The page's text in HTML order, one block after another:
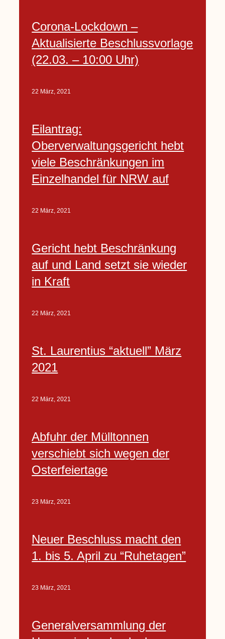
Corona-Lockdown –
Aktualisierte Beschlussvorlage
(22.03. – 10:00 Uhr)
22 März, 2021
Eilantrag:
Oberverwaltungsgericht hebt
viele Beschränkungen im
Einzelhandel für NRW auf
22 März, 2021
Gericht hebt Beschränkung
auf und Land setzt sie wieder
in Kraft
22 März, 2021
St. Laurentius “aktuell” März
2021
22 März, 2021
Abfuhr der Mülltonnen
verschiebt sich wegen der
Osterfeiertage
23 März, 2021
Neuer Beschluss macht den
1. bis 5. April zu “Ruhetagen”
23 März, 2021
Generalversammlung der